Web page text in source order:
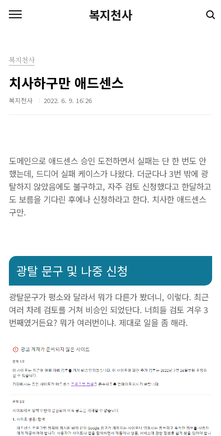
복지천사
복지천사
치사하구만 애드센스
복지천사 2022. 6. 9. 16:26
도메인으로 애드센스 승인 도전하면서 실패는 단 한 번도 안
했는데, 드디어 실패 케이스가 나왔다. 더군다나 3번 밖에 광
탈하지 않았음에도 불구하고, 자주 검토 신청했다고 한달하고
도 보름을 기다린 후에나 신청하라고 한다. 치사한 애드센스
구만.
광탈 문구 및 나중 신청
광탈문구가 평소와 달라서 뭐가 다른가 봤더니, 이렇다. 최근
여러 차례 검토를 거쳐 비승인 되었단다. 너희들 검토 겨우 3
번째였거든요? 뭐가 여러번이냐. 제대로 일을 좀 해라.